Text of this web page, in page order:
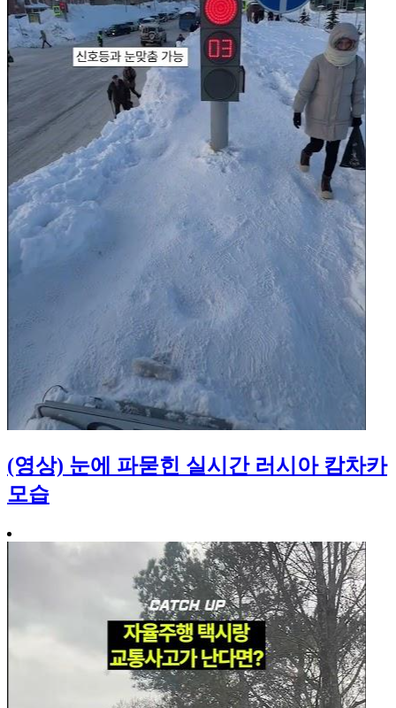
(영상) 눈에 파묻힌 실시간 러시아 캄차카
모습